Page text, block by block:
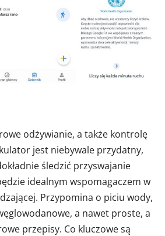
odżywianie, a także kontrolę
jest niebywale przydatny,
śledzić przyswajanie
idealnym wspomagaczem w
Przypomina o piciu wody,
a nawet proste, a
przepisy. Co kluczowe są